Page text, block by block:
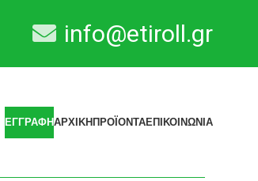
info@etiroll.gr
ΕΓΓΡΑΦΗΑΡΧΙΚΗ ΠΡΟΪΟΝΤΑΕΠΙΚΟΙΝΩΝΙΑ